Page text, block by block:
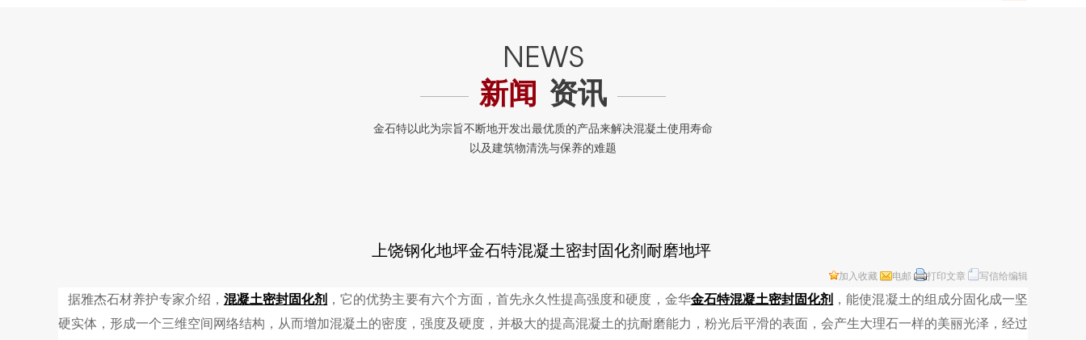
新闻 资讯
上饶钢化地坪金石特混凝土密封固化剂耐磨地坪
加入收藏 电邮 打印文章 写信给编辑
据雅杰石材养护专家介绍， 混凝土密封固化剂 ，它的优势主要有六个方面，首先永久性提高强度和硬度，金华金石特混凝土密封固化剂 ，能使混凝土的组成分固化成一坚
硬实体，形成一个三维空间网络结构，从而增加混凝土的密度，强度及硬度，并极大的提高混凝土的抗耐磨能力，粉光后平滑的表面，会产生大理石一样的美丽光泽，经过